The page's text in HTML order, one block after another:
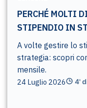
PERCHÉ MOLTI
STIPENDIO IN
A volte gestire lo
strategia: scopri
mensile.
24 Luglio 2026 4'